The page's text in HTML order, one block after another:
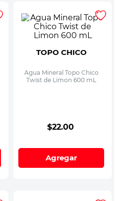
TOPO CHICO
Agua Mineral Topo Chico
Twist de Limon 600 mL
$22.00
Agregar